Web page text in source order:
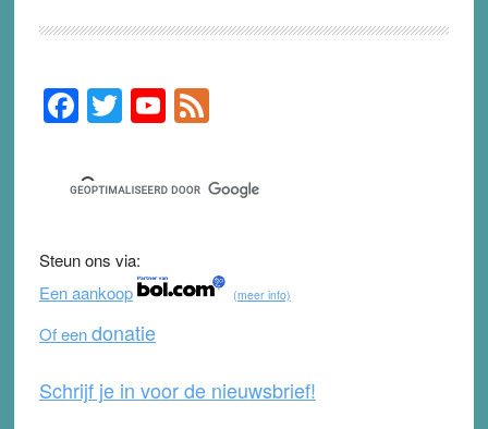
Primary
Sidebar
F
a
c
e
b
o
o
k
T
wi
tt
er
Y
o
u
T
b
e
F
e
d
Steun ons via:
Een aankoop
(meer info)
Of eendonatie
Schrijf je in voor de nieuwsbrief!